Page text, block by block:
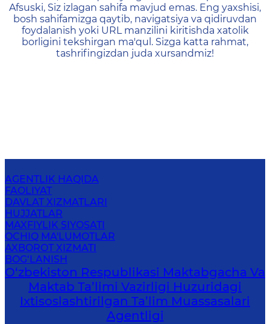
Afsuski, Siz izlagan sahifa mavjud emas. Eng yaxshisi,
bosh sahifamizga qaytib, navigatsiya va qidiruvdan
foydalanish yoki URL manzilini kiritishda xatolik
borligini tekshirgan ma'qul. Sizga katta rahmat,
tashrifingizdan juda xursandmiz!
AGENTLIK HAQIDA
FAOLIYAT
DAVLAT XIZMATLARI
HUJJATLAR
MAXFIYLIK SIYOSATI
OCHIQ MA'LUMOTLAR
AXBOROT XIZMATI
BOG‘LANISH
O‘zbekiston Respublikasi Maktabgacha Va
Maktab Ta’limi Vazirligi Huzuridagi
Ixtisoslashtirilgan Ta’lim Muassasalari
Agentligi